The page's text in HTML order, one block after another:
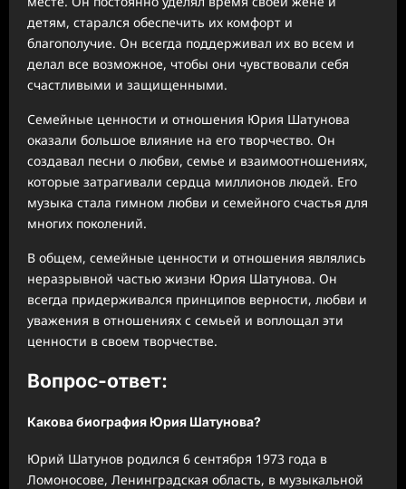
детям, старался обеспечить их комфорт и
благополучие. Он всегда поддерживал их во всем и
делал все возможное, чтобы они чувствовали себя
счастливыми и защищенными.
Семейные ценности и отношения Юрия Шатунова
оказали большое влияние на его творчество. Он
создавал песни о любви, семье и взаимоотношениях,
которые затрагивали сердца миллионов людей. Его
музыка стала гимном любви и семейного счастья для
многих поколений.
В общем, семейные ценности и отношения являлись
неразрывной частью жизни Юрия Шатунова. Он
всегда придерживался принципов верности, любви и
уважения в отношениях с семьей и воплощал эти
ценности в своем творчестве.
Вопрос-ответ:
Какова биография Юрия Шатунова?
Юрий Шатунов родился 6 сентября 1973 года в
Ломоносове, Ленинградская область, в музыкальной